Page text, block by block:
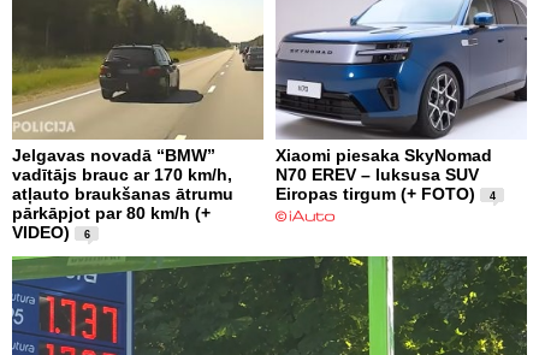
Jelgavas novadā “BMW”
vadītājs brauc ar 170 km/h,
atļauto braukšanas ātrumu
pārkāpjot par 80 km/h (+
VIDEO)
6
Xiaomi piesaka SkyNomad
N70 EREV – luksusa SUV
Eiropas tirgum (+ FOTO)
4